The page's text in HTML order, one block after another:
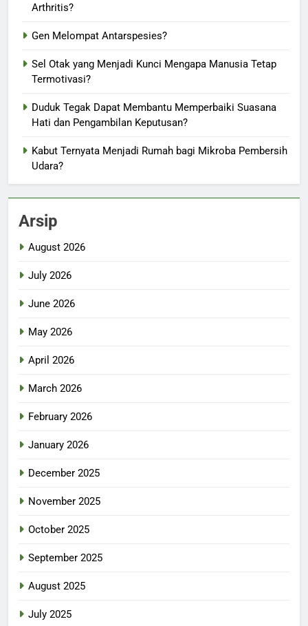
Arthritis?
Gen Melompat Antarspesies?
Sel Otak yang Menjadi Kunci Mengapa Manusia Tetap
Termotivasi?
Duduk Tegak Dapat Membantu Memperbaiki Suasana
Hati dan Pengambilan Keputusan?
Kabut Ternyata Menjadi Rumah bagi Mikroba Pembersih
Udara?
Arsip
August 2026
July 2026
June 2026
May 2026
April 2026
March 2026
February 2026
January 2026
December 2025
November 2025
October 2025
September 2025
August 2025
July 2025